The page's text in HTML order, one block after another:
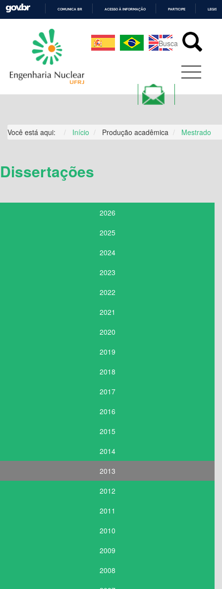
CONTEÚDO
COMUNICA BR ACESSO À INFORMAÇÃO PARTICIPE
Você está aqui: Início Produção acadêmica Mestrado
Dissertações
2026
2025
2024
2023
2022
2021
2020
2019
2018
2017
2016
2015
2014
2013
2012
2011
2010
2009
2008